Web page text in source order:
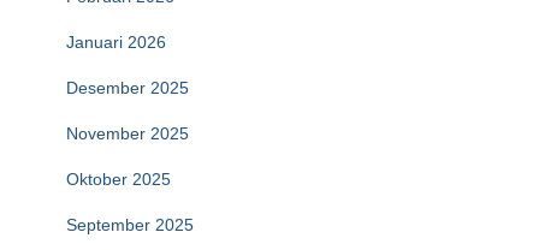
Januari 2026
Desember 2025
November 2025
Oktober 2025
September 2025